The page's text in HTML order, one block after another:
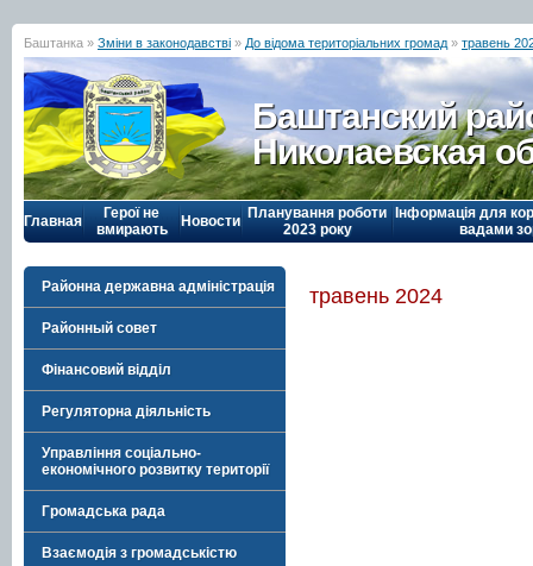
Баштанка » Зміни в законодавстві » До відома територіальних громад » травень
Баштанский
Николаевская
Главная
Герої не
вмирають
Новости Планування роботи
2023 року
Інформація для
вадами
Районна державна адміністрація
Районный совет
Фінансовий відділ
Регуляторна діяльність
Управління соціально-
економічного розвитку території
Громадська рада
Взаємодія з громадськістю
травень 2024